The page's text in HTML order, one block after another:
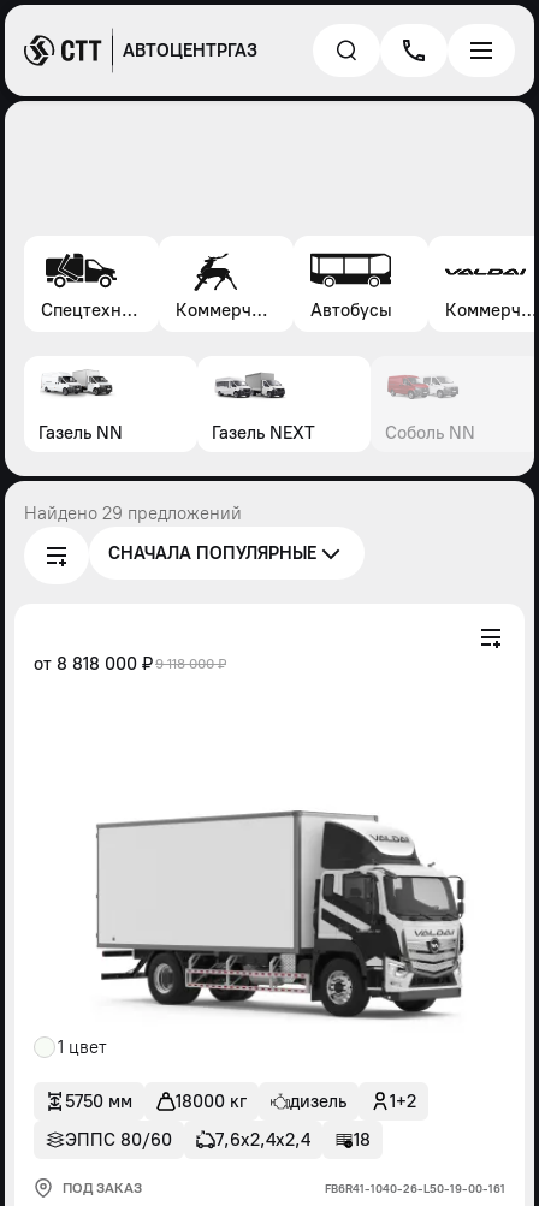
АВТОЦЕНТРГАЗ
Спецтехника* Коммерческие автомобили Газель, Соболь, Газон Автобусы Коммерческие автомобили Валдай
Газель NN Газель NEXT Соболь NN
Найдено 29 предложений
СНАЧАЛА ПОПУЛЯРНЫЕ
от 8 818 000 ₽9 118 000 ₽
1 цвет
5750 мм 18000 кг дизель
1+2
ЭППС 80/60
7,6х2,4х2,4 18
ПОД ЗАКАЗ FВ6R41-1040-26-L50-19-00-161